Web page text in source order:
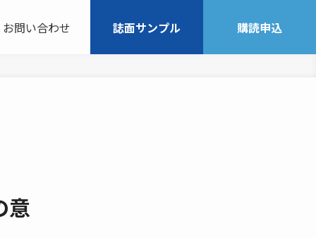
お問い合わせ 誌面サンプル 購読申込
意